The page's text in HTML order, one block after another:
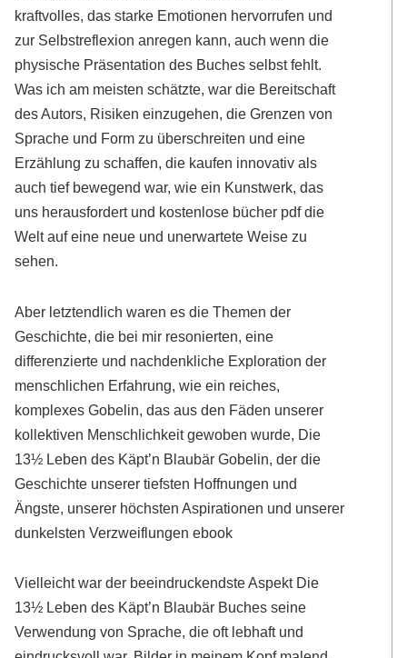
kraftvolles, das starke Emotionen hervorrufen und
zur Selbstreflexion anregen kann, auch wenn die
physische Präsentation des Buches selbst fehlt.
Was ich am meisten schätzte, war die Bereitschaft
des Autors, Risiken einzugehen, die Grenzen von
Sprache und Form zu überschreiten und eine
Erzählung zu schaffen, die kaufen innovativ als
auch tief bewegend war, wie ein Kunstwerk, das
uns herausfordert und kostenlose bücher pdf die
Welt auf eine neue und unerwartete Weise zu
sehen.
Aber letztendlich waren es die Themen der
Geschichte, die bei mir resonierten, eine
differenzierte und nachdenkliche Exploration der
menschlichen Erfahrung, wie ein reiches,
komplexes Gobelin, das aus den Fäden unserer
kollektiven Menschlichkeit gewoben wurde, Die
13½ Leben des Käpt’n Blaubär Gobelin, der die
Geschichte unserer tiefsten Hoffnungen und
Ängste, unserer höchsten Aspirationen und unserer
dunkelsten Verzweiflungen ebook
Vielleicht war der beeindruckendste Aspekt Die
13½ Leben des Käpt’n Blaubär Buches seine
Verwendung von Sprache, die oft lebhaft und